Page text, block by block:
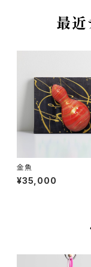
最
金魚
¥35,000